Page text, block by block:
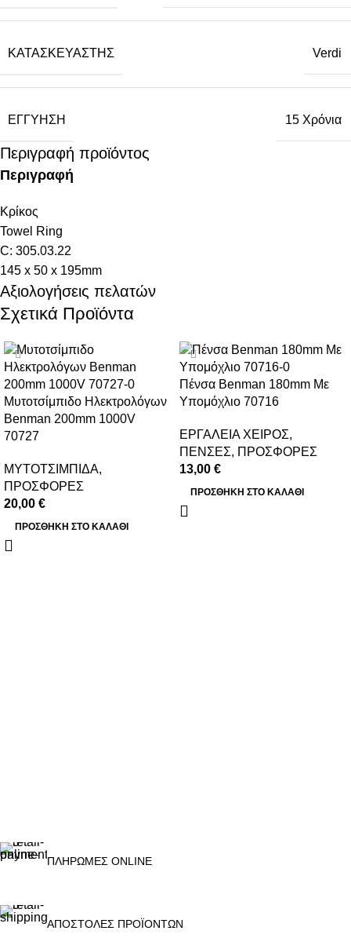
ΚΑΤΑΣΚΕΥΑΣΤΉΣ Verdi
ΕΓΓΎΗΣΗ 15 Χρόνια
Περιγραφή προϊόντος
Περιγραφή
Κρίκος
Τοwel Ring
C: 305.03.22
145 x 50 x 195mm
Αξιολογήσεις πελατών
Σχετικά Προϊόντα
Μυτοτσίμπιδο Ηλεκτρολόγων
Benman 200mm 1000V
70727
ΜΥΤΟΤΣΙΜΠΙΔΑ,
ΠΡΟΣΦΟΡΕΣ
20,00 €
ΠΡΟΣΘΉΚΗ ΣΤΟ ΚΑΛΆΘΙ
Πένσα Benman 180mm Με
Υπομόχλιο 70716
ΕΡΓΑΛΕΙΑ ΧΕΙΡΟΣ,
ΠΕΝΣΕΣ, ΠΡΟΣΦΟΡΕΣ
13,00 €
ΠΡΟΣΘΉΚΗ ΣΤΟ ΚΑΛΆΘΙ
ΠΛΗΡΩΜΕΣ ONLINE
ΑΠΟΣΤΟΛΕΣ ΠΡΟΪΟΝΤΩΝ